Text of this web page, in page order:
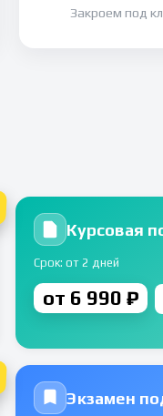
Закроем под
Курсовая
Срок: от 2 дней
от 6 990 ₽
Экзамен